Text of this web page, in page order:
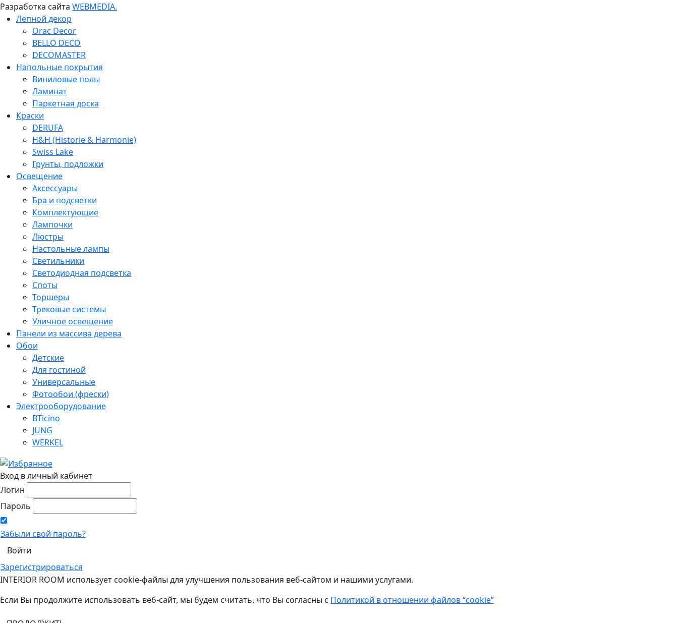
Разработка сайта WEBMEDIA.
Лепной декор
Orac Decor
BELLO DECO
DECOMASTER
Напольные покрытия
Виниловые полы
Ламинат
Паркетная доска
Краски
DERUFA
H&H (Historie & Harmonie)
Swiss Lake
Грунты, подложки
Освещение
Аксессуары
Бра и подсветки
Комплектующие
Лампочки
Люстры
Настольные лампы
Светильники
Светодиодная подсветка
Споты
Торшеры
Трековые системы
Уличное освещение
Панели из массива дерева
Обои
Детские
Для гостиной
Универсальные
Фотообои (фрески)
Электрооборудование
BTicino
JUNG
WERKEL
Вход в личный кабинет
Логин
Пароль
Забыли свой пароль?
Зарегистрироваться
INTERIOR ROOM использует cookie-файлы для улучшения пользования веб-сайтом и нашими услугами.
Если Вы продолжите использовать веб-сайт, мы будем считать, что Вы согласны с Политикой в отношении файлов “cookie”